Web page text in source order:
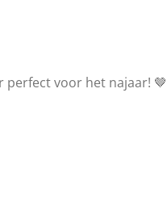
perfect voor het najaar!